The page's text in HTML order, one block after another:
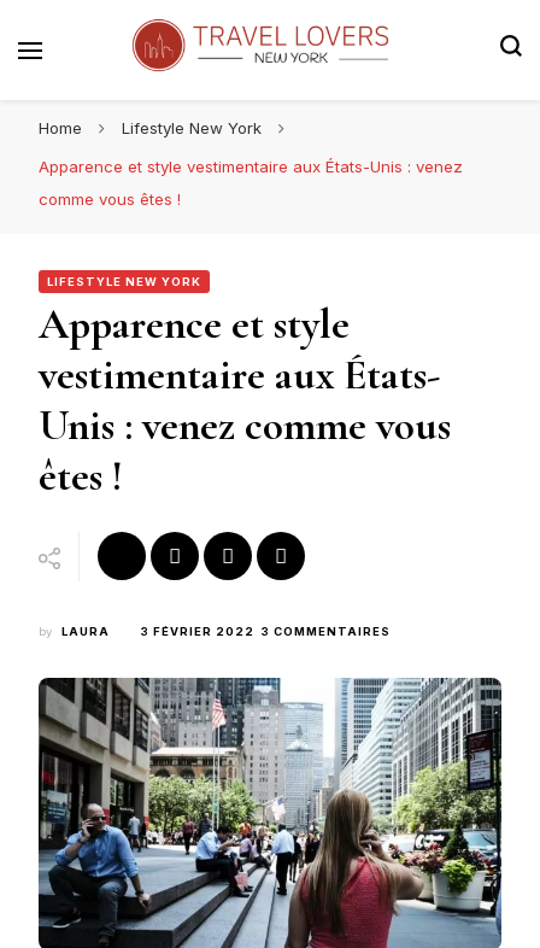
Home
Lifestyle New York
Apparence et style vestimentaire aux États-Unis : venez
comme vous êtes !
LIFESTYLE NEW YORK
Apparence et style
vestimentaire aux États-
Unis : venez comme vous
êtes !
by LAURA 3 FÉVRIER 2022 3 COMMENTAIRES
STYLE
VESTIMENTAIRE
AUX
ÉTATS-
UNIS
:
VENEZ
COMME
VOUS
ÊTES